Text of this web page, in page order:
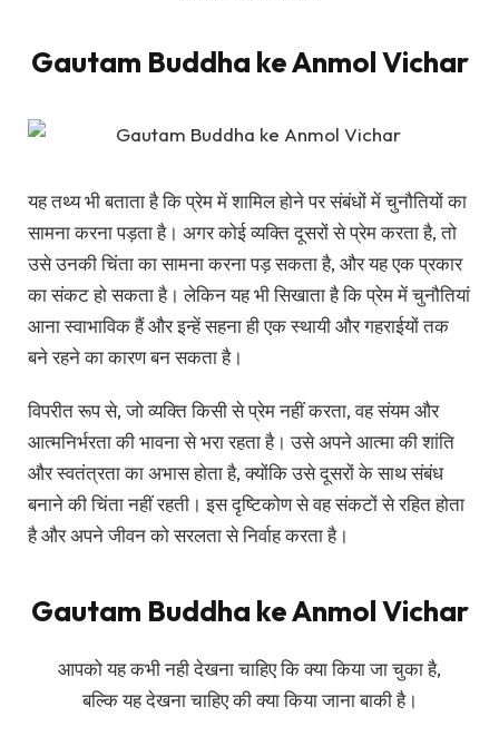
Gautam Buddha ke Anmol Vichar
यह तथ्य भी बताता है कि प्रेम में शामिल होने पर संबंधों में चुनौतियों का
सामना करना पड़ता है। अगर कोई व्यक्ति दूसरों से प्रेम करता है, तो
उसे उनकी चिंता का सामना करना पड़ सकता है, और यह एक प्रकार
का संकट हो सकता है। लेकिन यह भी सिखाता है कि प्रेम में चुनौतियां
आना स्वाभाविक हैं और इन्हें सहना ही एक स्थायी और गहराईयों तक
बने रहने का कारण बन सकता है।
विपरीत रूप से, जो व्यक्ति किसी से प्रेम नहीं करता, वह संयम और
आत्मनिर्भरता की भावना से भरा रहता है। उसे अपने आत्मा की शांति
और स्वतंत्रता का अभास होता है, क्योंकि उसे दूसरों के साथ संबंध
बनाने की चिंता नहीं रहती। इस दृष्टिकोण से वह संकटों से रहित होता
है और अपने जीवन को सरलता से निर्वाह करता है।
Gautam Buddha ke Anmol Vichar
आपको यह कभी नही देखना चाहिए कि क्या किया जा चुका है,
बल्कि यह देखना चाहिए की क्या किया जाना बाकी है।